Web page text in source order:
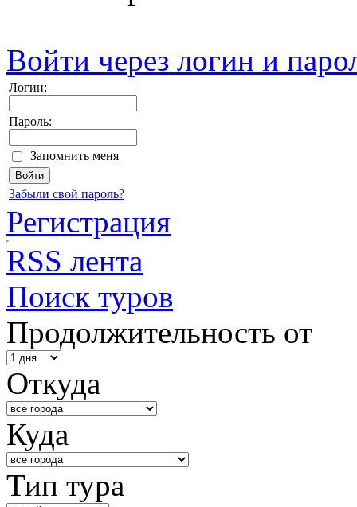
Войти через логин и
Логин:
Пароль:
Запомнить меня
Забыли свой пароль?
Регистрация
RSS лента
Поиск туров
Продолжительность от
Откуда
Куда
Тип тура